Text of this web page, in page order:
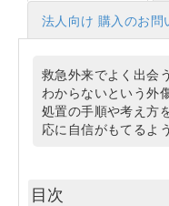
法人向け 購入のお問
救急外来でよく出会
わからないという外
処置の手順や考え方
応に自信がもてるよ
目次